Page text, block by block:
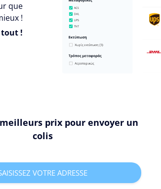
que
!
tout !
prix pour envoyer un
colis
VOTRE ADRESSE